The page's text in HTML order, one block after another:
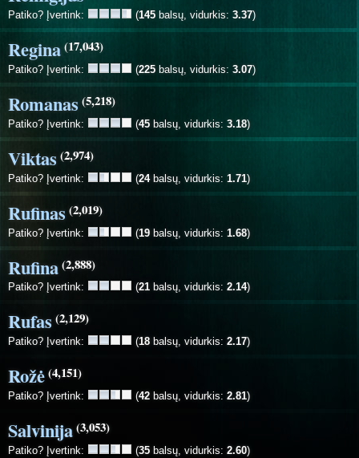
Patiko? Įvertink: (145 balsų, vidurkis: 3.37)
Regina(17,043)
Patiko? Įvertink: (225 balsų, vidurkis: 3.07)
Romanas (5,218)
Patiko? Įvertink: (45 balsų, vidurkis: 3.18)
Viktas (2,974)
Patiko? Įvertink: (24balsų, vidurkis: 1.71)
Rufinas (2,019)
Patiko? Įvertink: (19 balsų, vidurkis: 1.68)
Rufina(2,888)
Patiko? Įvertink: (21 balsų, vidurkis: 2.14)
Rufas (2,129)
Patiko? Įvertink: (18 balsų, vidurkis: 2.17)
Rožė(4,151)
Patiko? Įvertink: (42 balsų, vidurkis: 2.81)
Salvinija(3,053)
Patiko? Įvertink: (35 balsų, vidurkis: 2.60)